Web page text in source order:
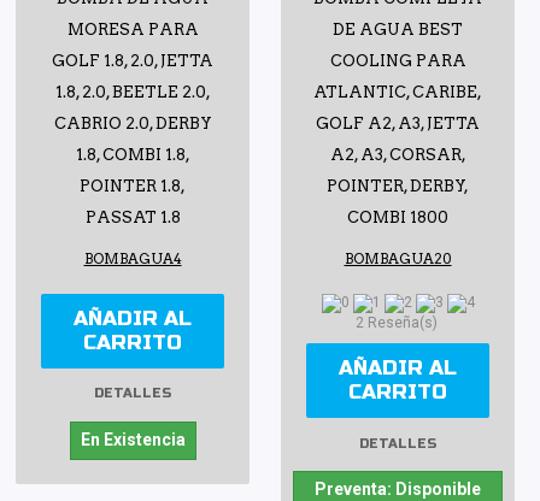
MORESA PARA
GOLF 1.8, 2.0, JETTA
1.8, 2.0, BEETLE 2.0,
CABRIO 2.0, DERBY
1.8, COMBI 1.8,
POINTER 1.8,
PASSAT 1.8
BOMBAGUA4
AÑADIR AL
CARRITO
DETALLES
En Existencia
DE AGUA BEST
COOLING PARA
ATLANTIC, CARIBE,
GOLF A2, A3, JETTA
A2, A3, CORSAR,
POINTER, DERBY,
COMBI 1800
BOMBAGUA20
2 Reseña(s)
AÑADIR AL
CARRITO
DETALLES
Preventa: Disponible